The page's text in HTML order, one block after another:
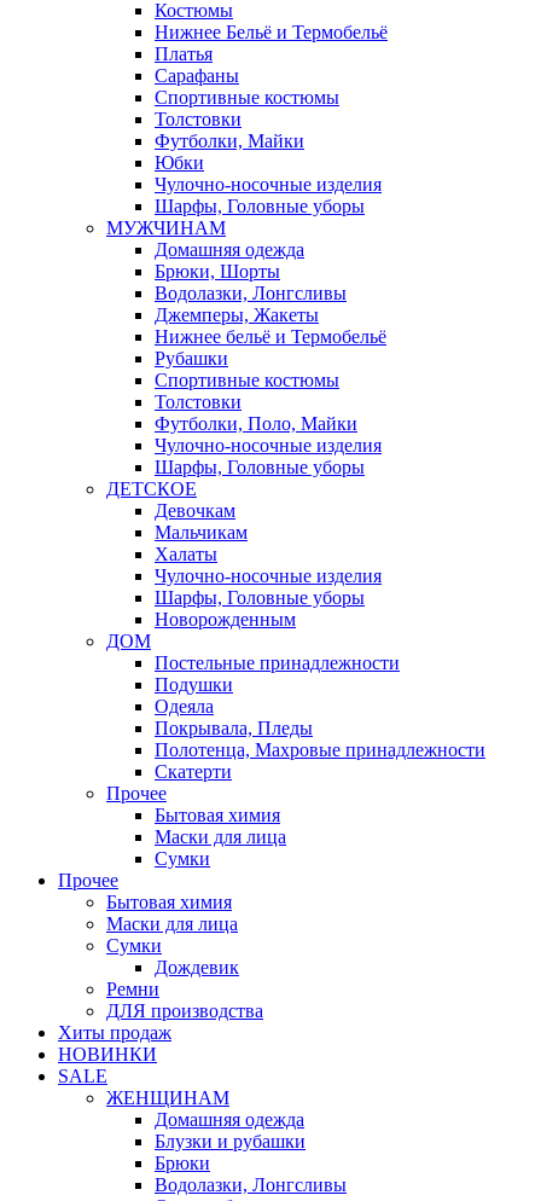
Костюмы
Нижнее Бельё и Термобельё
Платья
Сарафаны
Спортивные костюмы
Толстовки
Футболки, Майки
Юбки
Чулочно-носочные изделия
Шарфы, Головные уборы
МУЖЧИНАМ
Домашняя одежда
Брюки, Шорты
Водолазки, Лонгсливы
Джемперы, Жакеты
Нижнее бельё и Термобельё
Рубашки
Спортивные костюмы
Толстовки
Футболки, Поло, Майки
Чулочно-носочные изделия
Шарфы, Головные уборы
ДЕТСКОЕ
Девочкам
Мальчикам
Халаты
Чулочно-носочные изделия
Шарфы, Головные уборы
Новорожденным
ДОМ
Постельные принадлежности
Подушки
Одеяла
Покрывала, Пледы
Полотенца, Махровые принадлежности
Скатерти
Прочее
Бытовая химия
Маски для лица
Сумки
Прочее
Бытовая химия
Маски для лица
Сумки
Дождевик
Ремни
ДЛЯ производства
Хиты продаж
НОВИНКИ
SALE
ЖЕНЩИНАМ
Домашняя одежда
Блузки и рубашки
Брюки
Водолазки, Лонгсливы